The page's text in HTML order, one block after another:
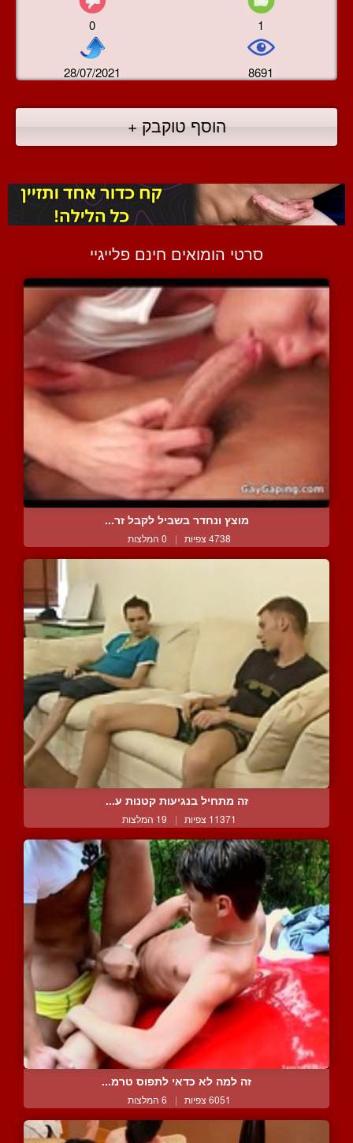
0 1
28/07/2021 8691
הוסף טוקבק +
סרטי הומואים חינם פלייגיי
מוצץ ונחדר בשביל לקבל זר...
4738 צפיות | 0 המלצות
זה מתחיל בנגיעות קטנות ע...
11371 צפיות | 19 המלצות
זה למה לא כדאי לתפוס טרמ...
6051 צפיות | 6 המלצות